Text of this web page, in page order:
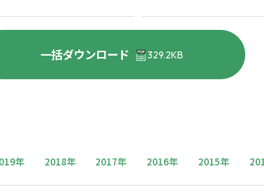
一括ダウンロード 329.2KB
年 2018年 2017年 2016年 2015年